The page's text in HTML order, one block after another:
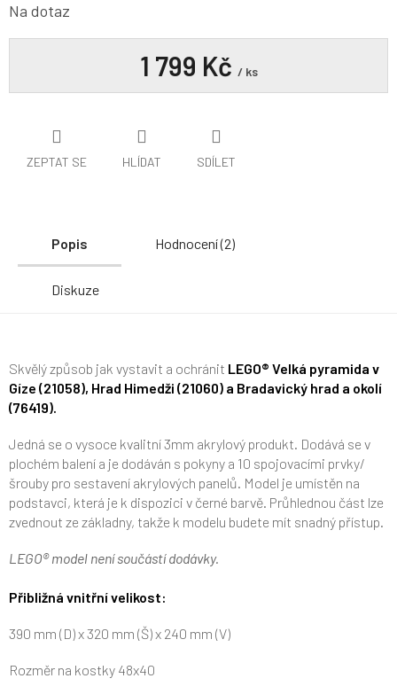
Na dotaz
ZEPTAT SE HLÍDAT SDÍLET
1 799 Kč / ks
Popis Hodnocení (2)
Diskuze
Skvělý způsob jak vystavit a ochránit LEGO® Velká pyramida v
Gíze (21058), Hrad Himedži (21060) a Bradavický hrad a okolí
(76419).
Jedná se o vysoce kvalitní 3mm akrylový produkt. Dodává se v
plochém balení a je dodáván s pokyny a 10 spojovacími prvky/
šrouby pro sestavení akrylových panelů. Model je umístěn na
podstavci, která je k dispozici v černé barvě. Průhlednou část lze
zvednout ze základny, takže k modelu budete mít snadný přístup.
LEGO® model není součástí dodávky.
Přibližná vnitřní velikost:
390 mm (D) x 320 mm (Š) x 240 mm (V)
Rozměr na kostky 48x40